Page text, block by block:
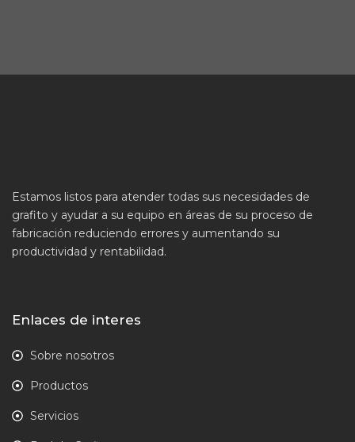
Estamos listos para atender todas sus necesidades de
grafito y ayudar a su equipo en áreas de su proceso de
fabricación reduciendo errores y aumentando su
productividad y rentabilidad.
Enlaces de interes
Sobre nosotros
Productos
Servicios